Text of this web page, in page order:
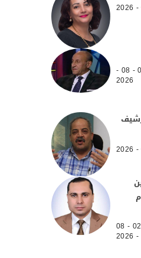
04 - 08 -
2026
02 - 08
- 2026